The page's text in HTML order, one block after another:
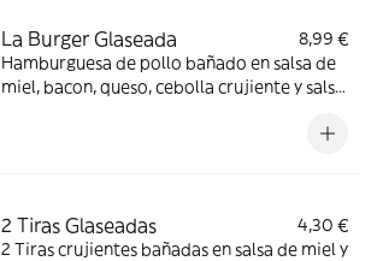
La Burger Glaseada
8,99 €
Hamburguesa de pollo bañado en salsa de
miel, bacon, queso, cebolla crujiente y salsa
2 Tiras Glaseadas
4,30 €
2 Tiras crujientes bañadas en salsa de miel y